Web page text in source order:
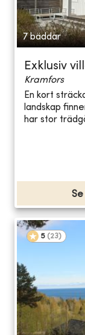
7 bäddar
Exklusiv
Kramfors
En kort
landskap
har stor
5 (23)